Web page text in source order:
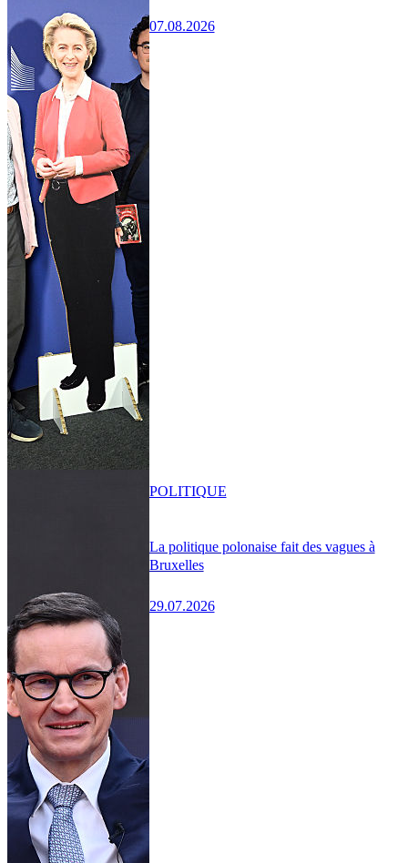
07.08.2026
La politique polonaise fait des vagues à
Bruxelles
29.07.2026
POLITIQUE